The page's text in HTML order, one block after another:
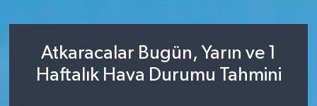
Atkaracalar Bugün, Yarın ve 1
Haftalık Hava Durumu Tahmini
Tüm Manşetler